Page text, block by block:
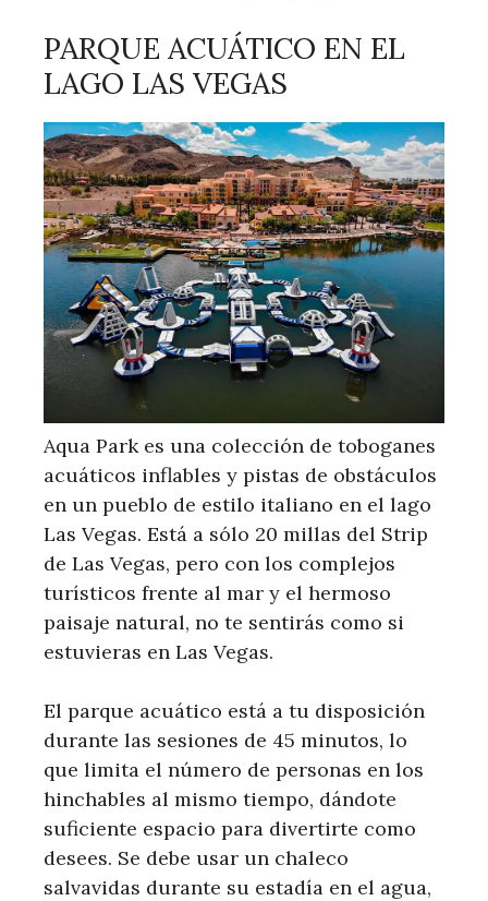
PARQUE ACUÁTICO EN EL
LAGO LAS VEGAS
Aqua Park es una colección de toboganes
acuáticos inflables y pistas de obstáculos
en un pueblo de estilo italiano en el lago
Las Vegas. Está a sólo 20 millas del Strip
de Las Vegas, pero con los complejos
turísticos frente al mar y el hermoso
paisaje natural, no te sentirás como si
estuvieras en Las Vegas.
El parque acuático está a tu disposición
durante las sesiones de 45 minutos, lo
que limita el número de personas en los
hinchables al mismo tiempo, dándote
suficiente espacio para divertirte como
desees. Se debe usar un chaleco
salvavidas durante su estadía en el agua,